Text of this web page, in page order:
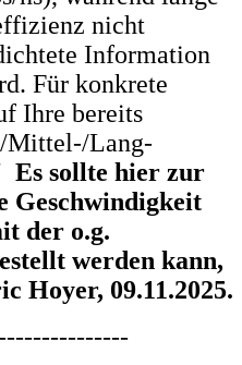
nicht
Information
Für konkrete
Ihre bereits
Mittel-/Lang-
Es sollte hier zur
Geschwindigkeit
der o.g.
werden kann,
Hoyer, 09.11.2025.